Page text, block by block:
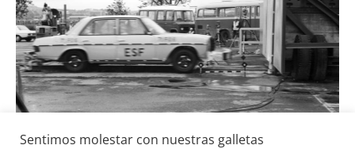
Seguridad
Sentimos molestar con nuestras galletas